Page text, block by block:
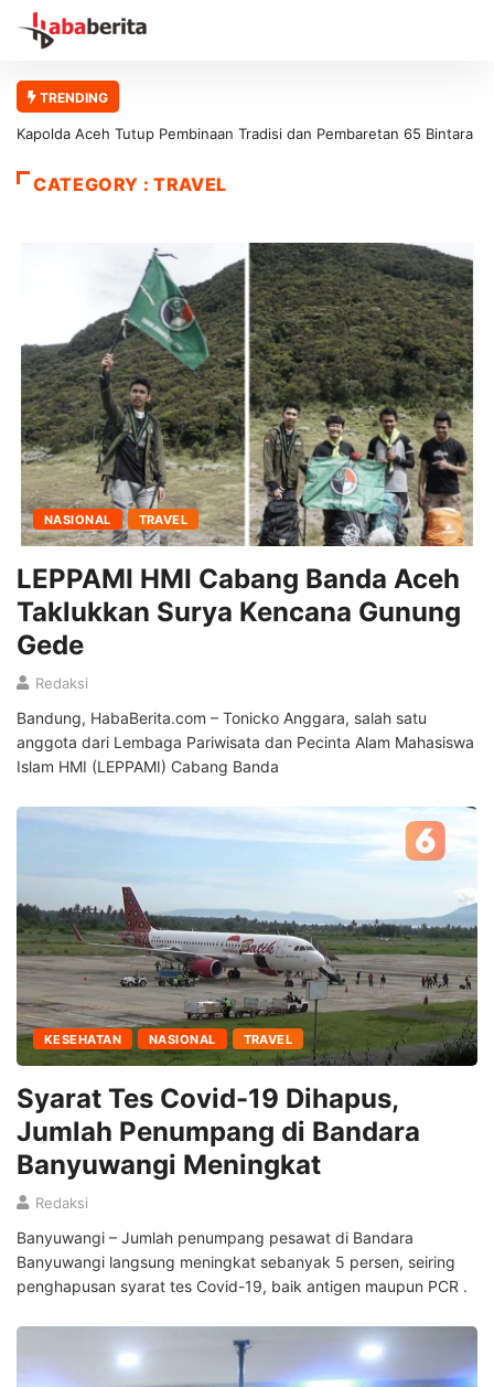
TRENDING
65 Bintara Soal Penertiban Tambang Ilegal, eks presiden
Solusi!
CATEGORY : TRAVEL
NASIONAL TRAVEL
LEPPAMI HMI Cabang Banda Aceh
Taklukkan Surya Kencana Gunung
Gede
Redaksi
Bandung, HabaBerita.com – Tonicko Anggara, salah satu
anggota dari Lembaga Pariwisata dan Pecinta Alam Mahasiswa
Islam HMI (LEPPAMI) Cabang Banda
KESEHATAN NASIONAL TRAVEL
Syarat Tes Covid-19 Dihapus,
Jumlah Penumpang di Bandara
Banyuwangi Meningkat
Redaksi
Banyuwangi – Jumlah penumpang pesawat di Bandara
Banyuwangi langsung meningkat sebanyak 5 persen, seiring
penghapusan syarat tes Covid-19, baik antigen maupun PCR .